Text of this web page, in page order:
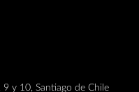
y 10, Santiago de Chile